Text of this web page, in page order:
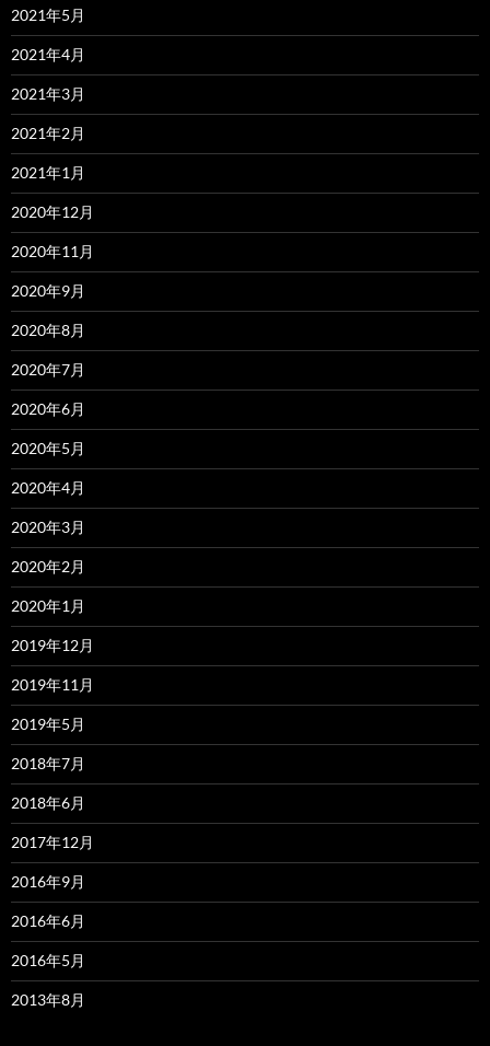
2021年5月
2021年4月
2021年3月
2021年2月
2021年1月
2020年12月
2020年11月
2020年9月
2020年8月
2020年7月
2020年6月
2020年5月
2020年4月
2020年3月
2020年2月
2020年1月
2019年12月
2019年11月
2019年5月
2018年7月
2018年6月
2017年12月
2016年9月
2016年6月
2016年5月
2013年8月